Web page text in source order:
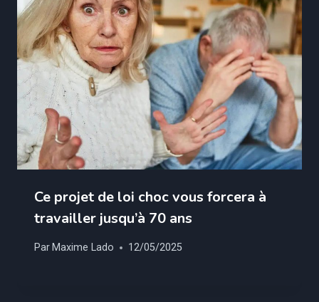
Ce projet de loi choc vous forcera à
travailler jusqu’à 70 ans
Par Maxime Lado 12/05/2025